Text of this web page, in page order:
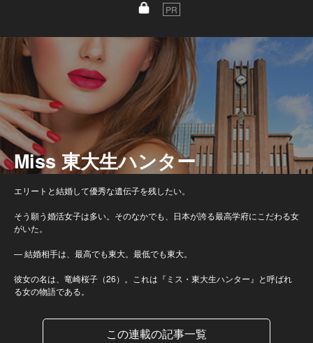
PR
Miss 東大生ハンター
エリートと結婚して優秀な遺伝子を残したい。
そう願う婚活女子は多い。そのなかでも、日本が誇る最高学府にこだわる女
がいた。
― 結婚相手は、最高でも東大。最低でも東大。
彼女の名は、竜崎桜子（26）。これは『ミス・東大生ハンター』と呼ばれ
る女の物語である。
この連載の記事一覧